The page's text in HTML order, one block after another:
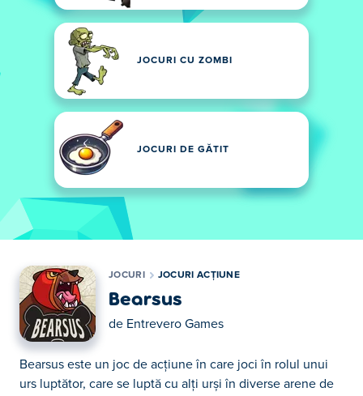
JOCURI CU ZOMBI
JOCURI DE GĂTIT
JOCURI JOCURI ACȚIUNE
Bearsus
de Entrevero Games
Bearsus este un joc de acțiune în care joci în rolul unui
urs luptător, care se luptă cu alți urși în diverse arene de